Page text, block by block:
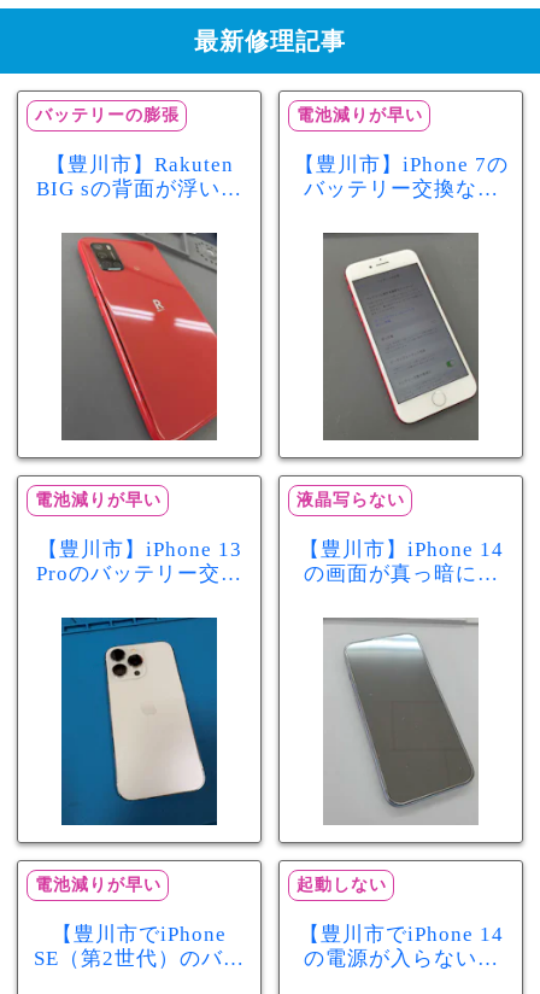
最新修理記事
バッテリーの膨張
【豊川市】Rakuten
BIG sの背面が浮いて
リー膨張のサインか
もしれません！バッ
テリー交換修理事例
電池減りが早い
【豊川市】iPhone 7の
バッテリー交換なら
最大容量70％で電池
の減りが早い症状も
当日60分で改善
電池減りが早い
【豊川市】iPhone 13
Proのバッテリー交換
が早い症状も当日90
分で改善
液晶写らない
【豊川市】iPhone 14
の画面が真っ暗に…
修理！データそのま
まで復旧しました
電池減りが早い
【豊川市でiPhone
SE（第2世代）のバッ
起動しない
【豊川市でiPhone 14
の電源が入らない修